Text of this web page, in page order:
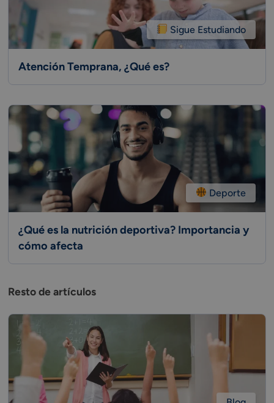
Sigue Estudiando
Atención Temprana, ¿Qué es?
Deporte
¿Qué es la nutrición deportiva? Importancia y
cómo afecta
Resto de artículos